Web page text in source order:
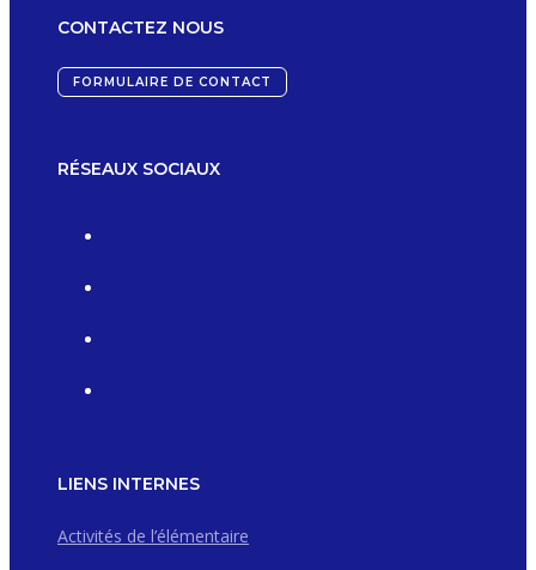
CONTACTEZ NOUS
FORMULAIRE DE CONTACT
RÉSEAUX SOCIAUX
LIENS INTERNES
Activités de l’élémentaire